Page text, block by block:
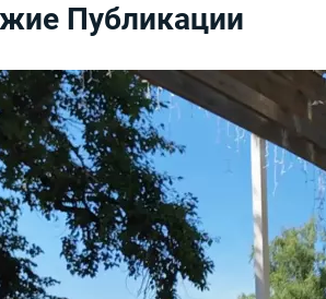
Публикации